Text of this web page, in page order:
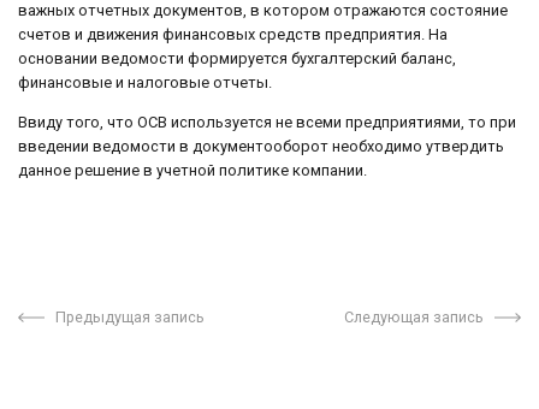
важных отчетных документов, в котором отражаются состояние
счетов и движения финансовых средств предприятия. На
основании ведомости формируется бухгалтерский баланс,
финансовые и налоговые отчеты.
Ввиду того, что ОСВ используется не всеми предприятиями, то при
введении ведомости в документооборот необходимо утвердить
данное решение в учетной политике компании.
Предыдущая запись Следующая запись